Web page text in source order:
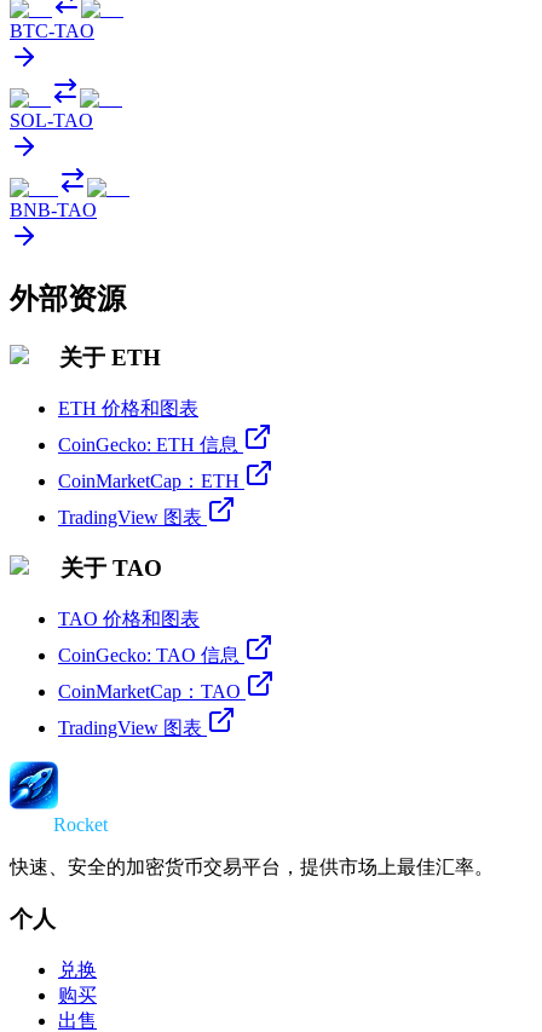
BTC-TAO
SOL-TAO
BNB-TAO
外部资源
关于 ETH
ETH 价格和图表
CoinGecko: ETH 信息
CoinMarketCap：ETH
TradingView 图表
关于 TAO
TAO 价格和图表
CoinGecko: TAO 信息
CoinMarketCap：TAO
TradingView 图表
Rocket
快速、安全的加密货币交易平台，提供市场上最佳汇率。
个人
兑换
购买
出售